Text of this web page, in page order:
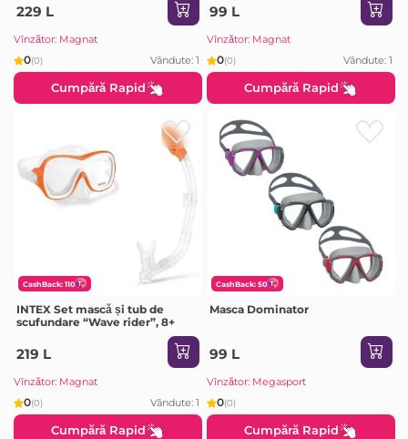
229 L
Vînzător: Magnat
0(0) Vândute: 1
Cumpără Rapid
99 L
Vînzător: Magnat
0(0) Vândute: 1
Cumpără Rapid
CashBack: 110
INTEX Set mască și tub de
scufundare “Wave rider”, 8+
219 L
Vînzător: Magnat
0(0) Vândute: 1
Cumpără Rapid
CashBack: 50
Masca Dominator
99 L
Vînzător: Megasport
0(0)
Cumpără Rapid